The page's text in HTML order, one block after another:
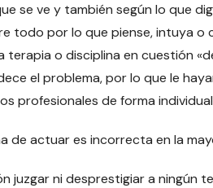
se ve y también según lo que
todo por lo que piense, intuya o
o disciplina en cuestión
el problema, por lo que le
profesionales de forma
de actuar es incorrecta en la
juzgar ni desprestigiar a ningún